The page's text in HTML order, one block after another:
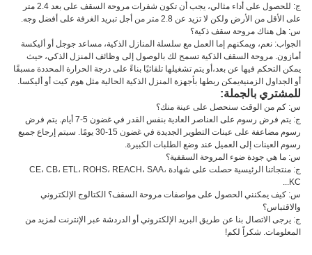
ج: للحصول على أداء مثالي، يجب أن تكون شفرات مروحة السقف على بعد 2.4 متر
على الأقل من الأرض ولكن لا تزيد عن 2.8 متر من أجل تبريد الغرفة على أفضل وجه.
س: هل هناك مروحة سقف ذكية؟
الجواب: نعم، ويمكنهم إما العمل مع سلسلة المنازل الذكية، مساعد جوجل أو أليكسة
أمازون. مروحة السقف الذكية تسمح لك بالوصول إلى وظائف المنزل الذكي، حيث
يمكن التحكم فيها عن بعد،أو يتم تشغيلها تلقائيًا بناءً على درجة الحرارة المحددة مسبقًا
أو الجداول الزمنيةيمكن ربطها بأجهزة المنزل الذكية الحالية مثل هوم كيت أو أليكسا.
للمشتري بالجملة:
س: كم من الوقت سنحصل على عينة منك؟
ج: يتم فرض رسوم على العناصر العادية بنفس القدر في غضون 5-7 أيام. يتم فرض
رسوم مضاعفة على عينات التطوير الجديدة في غضون 15-30 يومًا. سيتم إرجاع جميع
رسوم العينات إلى العميل عند وضع الطلبات الكبيرة.
س: ما هي جودة ضوء المروحة السقفية؟
ج: منتجاتنا الرئيسية حصلت على شهادة CE، CB، ETL، ROHS، REACH، SAA،
KC...
س: كيف يمكنني الحصول على مواصفات مروحة السقف؟ الكتالوج الإلكتروني
والاقتباس؟
ج: يرجى الاتصال بنا عن طريق البريد الإلكتروني أو الدردشة عبر الإنترنت لمزيد من
المعلومات. شكراً لكم!